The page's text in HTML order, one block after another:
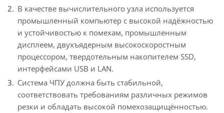
В качестве вычислительного узла используется
промышленный компьютер с высокой надёжностью
и устойчивостью к помехам, промышленным
дисплеем, двухъядерным высокоскоростным
процессором, твердотельным накопителем SSD,
интерфейсами USB и LAN.
Система ЧПУ должна быть стабильной,
соответствовать требованиям различных режимов
резки и обладать высокой помехозащищённостью.